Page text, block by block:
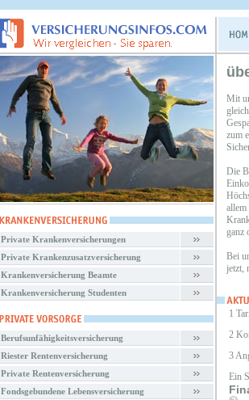
Private Krankenversicherungen
Private Krankenzusatzversicherung
Krankenversicherung Beamte
Krankenversicherung Studenten
Berufsunfähigkeitsversicherung
Riester Rentenversicherung
Private Rentenversicherung
Fondsgebundene Lebensversicherung
Mit
zum
Die
allem
ganz
Bei
jetzt,
1
2
3
Ein